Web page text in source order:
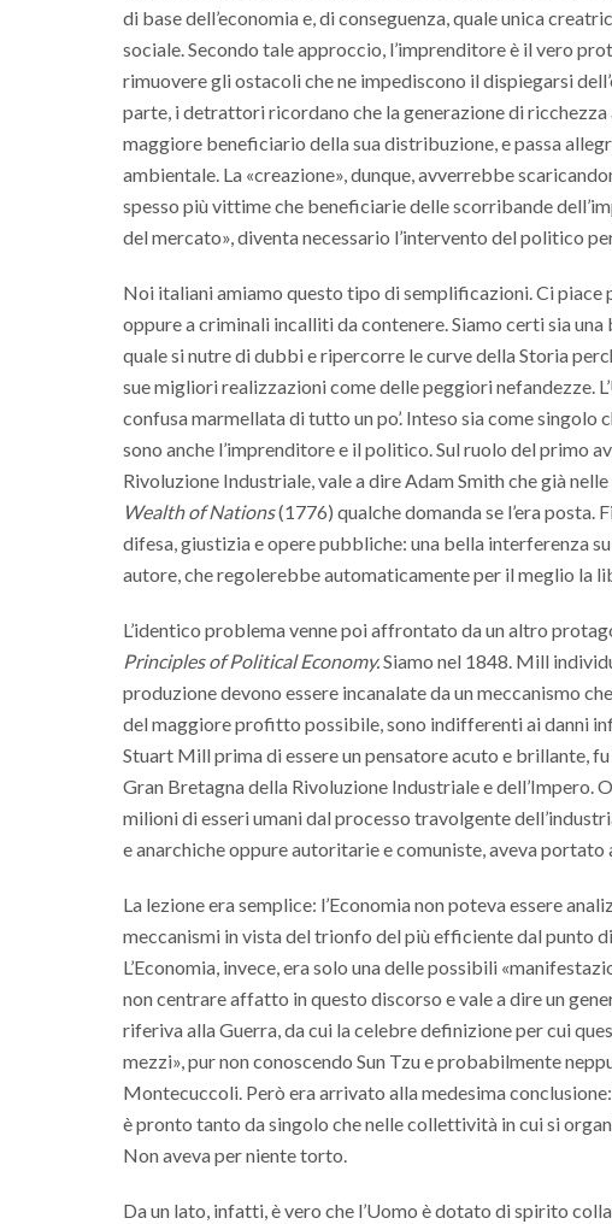
di base dell’economia e, di conseguenza, quale unica
sociale. Secondo tale approccio, l’imprenditore è il vero
rimuovere gli ostacoli che ne impediscono il dispiegarsi
parte, i detrattori ricordano che la generazione di
maggiore beneficiario della sua distribuzione, e passa
ambientale. La «creazione», dunque, avverrebbe
spesso più vittime che beneficiarie delle scorribande
del mercato», diventa necessario l’intervento del politico
Noi italiani amiamo questo tipo di semplificazioni. Ci
oppure a criminali incalliti da contenere. Siamo certi sia
quale si nutre di dubbi e ripercorre le curve della Storia
sue migliori realizzazioni come delle peggiori nefandezze.
confusa marmellata di tutto un po’. Inteso sia come singolo
sono anche l’imprenditore e il politico. Sul ruolo del primo
Rivoluzione Industriale, vale a dire Adam Smith che già
Wealth of Nations(1776) qualche domanda se l’era
difesa, giustizia e opere pubbliche: una bella interferenza
autore, che regolerebbe automaticamente per il meglio la
L’identico problema venne poi affrontato da un altro
Principles of Political Economy.Siamo nel 1848. Mill
produzione devono essere incanalate da un meccanismo
del maggiore profitto possibile, sono indifferenti ai danni
Stuart Mill prima di essere un pensatore acuto e brillante,
Gran Bretagna della Rivoluzione Industriale e
milioni di esseri umani dal processo travolgente
e anarchiche oppure autoritarie e comuniste, aveva portato
La lezione era semplice: l’Economia non poteva essere
meccanismi in vista del trionfo del più efficiente dal punto
L’Economia, invece, era solo una delle possibili
non centrare affatto in questo discorso e vale a dire un
riferiva alla Guerra, da cui la celebre definizione per cui
mezzi», pur non conoscendo Sun Tzu e probabilmente
Montecuccoli. Però era arrivato alla medesima
è pronto tanto da singolo che nelle collettività in cui si
Non aveva per niente torto.
Da un lato, infatti, è vero che l’Uomo è dotato di spirito